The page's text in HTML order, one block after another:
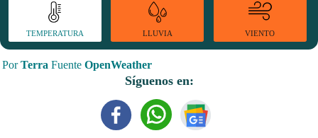
TEMPERATURA LLUVIA VIENTO
PorTerra Fuente OpenWeather
Síguenos en: